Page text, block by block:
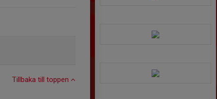
Tillbaka till toppen